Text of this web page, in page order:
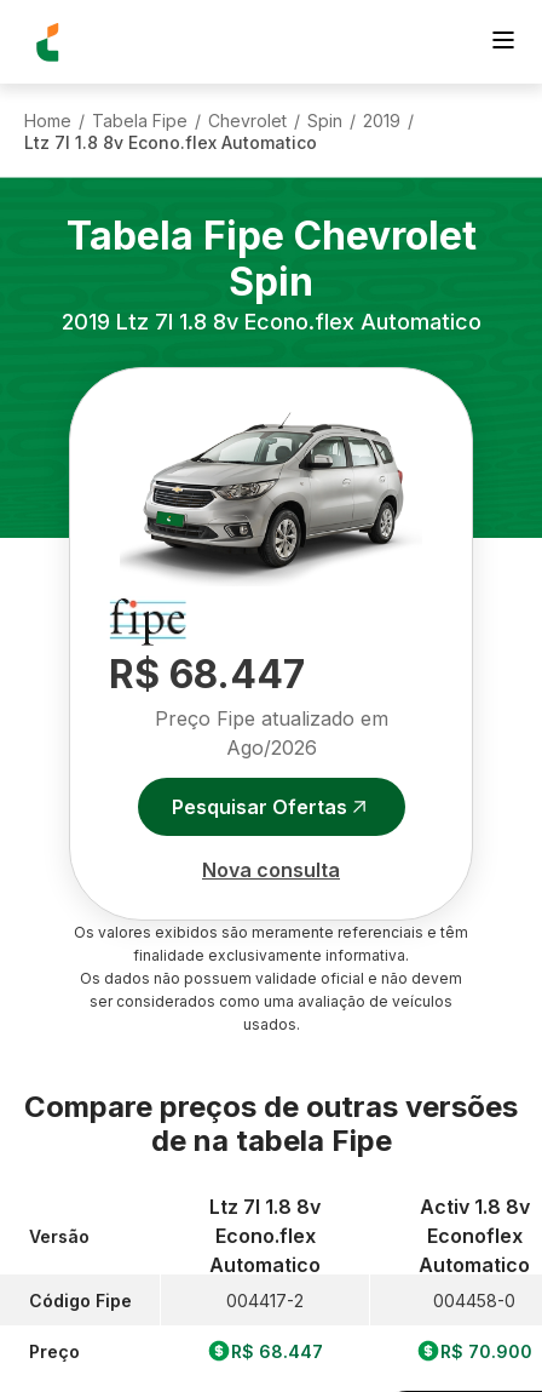
Home / Tabela Fipe / Chevrolet / Spin / 2019 /
Ltz 7l 1.8 8v Econo.flex Automatico
Tabela Fipe Chevrolet
Spin
2019 Ltz 7l 1.8 8v Econo.flex Automatico
R$ 68.447
Preço Fipe atualizado em
Ago/2026
Pesquisar Ofertas
Nova consulta
Os valores exibidos são meramente referenciais e têm
finalidade exclusivamente informativa.
Os dados não possuem validade oficial e não devem
ser considerados como uma avaliação de veículos
usados.
Compare preços de outras versões
de na tabela Fipe
Versão
Código Fipe
Preço
Ltz 7l 1.8 8v
Econo.flex
Automatico
004417-2
R$ 68.447
Activ 1.8 8v
Econoflex
Automatico
004458-0
R$ 70.900